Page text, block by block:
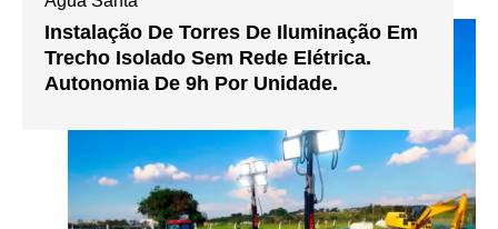
Instalação De Torres De Iluminação Em
Trecho Isolado Sem Rede Elétrica.
Autonomia De 9h Por Unidade.